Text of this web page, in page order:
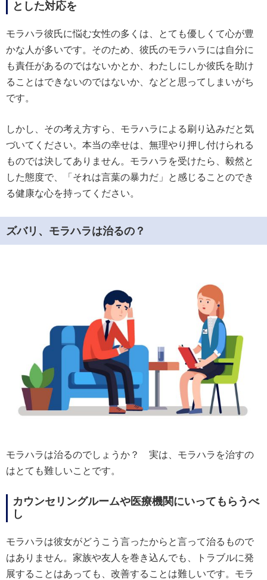
とした対応を
モラハラ彼氏に悩む女性の多くは、とても優しくて心が豊
かな人が多いです。そのため、彼氏のモラハラには自分に
も責任があるのではないかとか、わたしにしか彼氏を助け
ることはできないのではないか、などと思ってしまいがち
です。
しかし、その考え方すら、モラハラによる刷り込みだと気
づいてください。本当の幸せは、無理やり押し付けられる
ものでは決してありません。モラハラを受けたら、毅然と
した態度で、「それは言葉の暴力だ」と感じることのでき
る健康な心を持ってください。
ズバリ、モラハラは治るの？
モラハラは治るのでしょうか？ 実は、モラハラを治すの
はとても難しいことです。
カウンセリングルームや医療機関にいってもらうべ
し
モラハラは彼女がどうこう言ったからと言って治るもので
はありません。家族や友人を巻き込んでも、トラブルに発
展することはあっても、改善することは難しいです。モラ